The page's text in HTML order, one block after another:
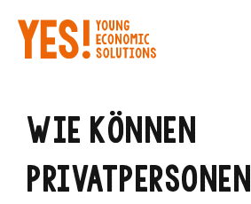
links
to
primary
Skip
content
WIE KÖNNEN
PRIVATPERSONEN